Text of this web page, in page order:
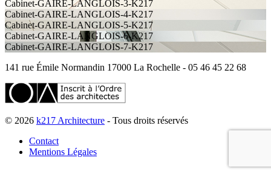
Cabinet-GAIRE-LANGLOIS-3-K217
Cabinet-GAIRE-LANGLOIS-4-K217
Cabinet-GAIRE-LANGLOIS-5-K217
Cabinet-GAIRE-LANGLOIS-6-K217
Cabinet-GAIRE-LANGLOIS-7-K217
141 rue Émile Normandin 17000 La Rochelle - 05 46 45 22 68
© 2026 k217 Architecture - Tous droits réservés
Contact
Mentions Légales